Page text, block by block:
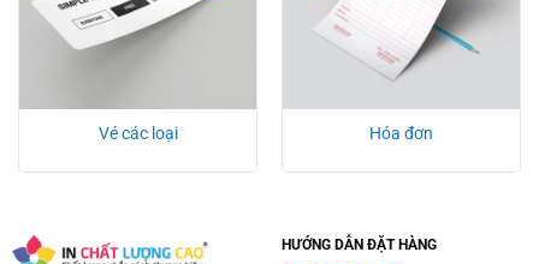
Vé các loại Hóa đơn
HƯỚNG DẪN ĐẶT HÀNG